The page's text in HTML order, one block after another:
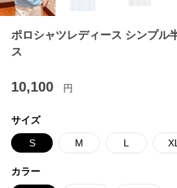
ポロシャツレディース シンプル
ス
10,100 円
サイズ
S M L XL
カラー